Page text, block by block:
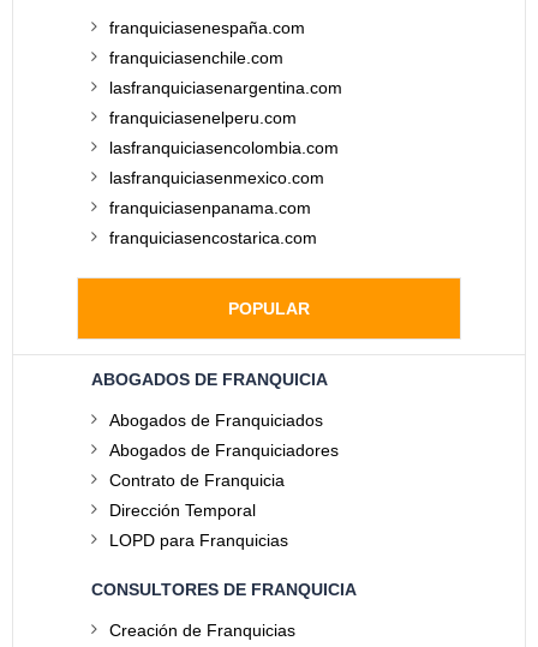
franquiciasenespaña.com
franquiciasenchile.com
lasfranquiciasenargentina.com
franquiciasenelperu.com
lasfranquiciasencolombia.com
lasfranquiciasenmexico.com
franquiciasenpanama.com
franquiciasencostarica.com
POPULAR
ABOGADOS DE FRANQUICIA
Abogados de Franquiciados
Abogados de Franquiciadores
Contrato de Franquicia
Dirección Temporal
LOPD para Franquicias
CONSULTORES DE FRANQUICIA
Creación de Franquicias